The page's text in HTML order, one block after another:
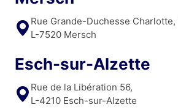
Rue Grande-Duchesse Charlotte,
L-7520 Mersch
Esch-sur-Alzette
Rue de la Libération 56,
L-4210 Esch-sur-Alzette